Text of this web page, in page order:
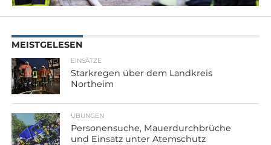
MEISTGELESEN
EINSÄTZE
Starkregen über dem Landkreis
Northeim
ÜBUNGEN
Personensuche, Mauerdurchbrüche
und Einsatz unter Atemschutz